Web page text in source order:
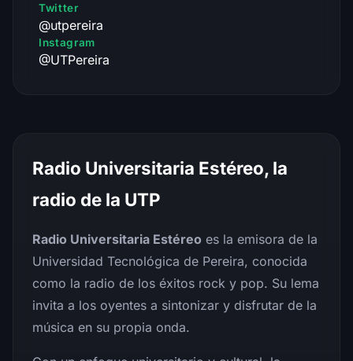
Twitter
@utpereira
Instagram
@UTPereira
Radio Universitaria Estéreo, la
radio de la UTP
Radio Universitaria Estéreo es la emisora de la
Universidad Tecnológica de Pereira, conocida
como la radio de los éxitos rock y pop. Su lema
invita a los oyentes a sintonizar y disfrutar de la
música en su propia onda.